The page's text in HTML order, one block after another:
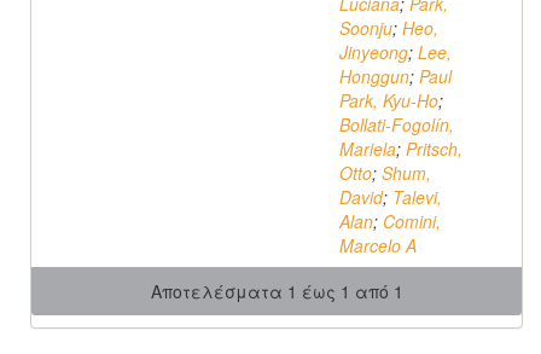
Soonju; Heo,
Jinyeong; Lee,
Honggun; Paul
Park, Kyu-Ho;
Bollati-Fogolín,
Mariela; Pritsch,
Otto; Shum,
David; Talevi,
Alan; Comini,
Marcelo A
Αποτελέσματα 1 έως 1 από 1